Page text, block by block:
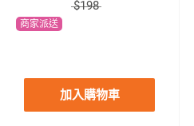
$198
商家派送
加入購物車